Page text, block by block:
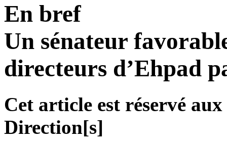
En bref
Un sénateur
directeurs d’Ehpad
Cet article est réservé
Direction[s]